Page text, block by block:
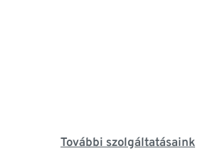
További szolgáltatásaink